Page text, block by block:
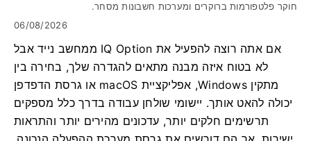
חוקר פלטפורמות ברוקרים ומערכות חשבונות מסחר.
06/08/2026
אם אתה רוצה להפעיל את IQ Option ממחשב נייד אבל
לא בטוח איזה מבנה מתאים להגדרה שלך, בחירה בין
מתקין Windows, אפליקציית macOS או גרסת הדפדפן
יכולה להאט אותך. יישומי שולחן עבודה בדרך כלל מספקים
תרשימים חלקים יותר, עדכונים מהירים יותר והתראות